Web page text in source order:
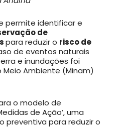
permite identificar e
de
para reduzir o risco de
de eventos naturais
e inundações foi
Ambiente (Minam)
o modelo de
de Ação’, uma
preventiva para reduzir o